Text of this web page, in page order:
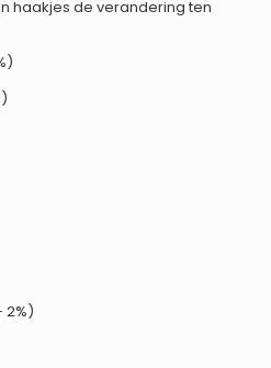
haakjes de verandering ten
2%)